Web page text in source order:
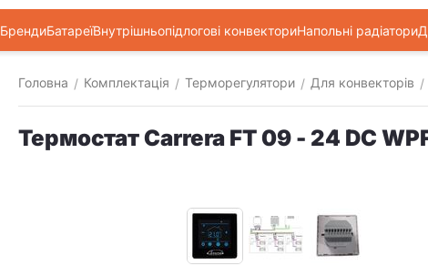
БрендиБатареїВнутрішньопідлогові конвекториНапольні радіатори
Головна / Комплектація / Терморегулятори / Для конвекторів /
Термостат Carrera FT 09 - 24 DC